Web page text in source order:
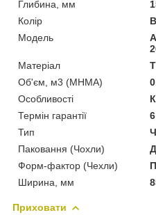
Глибина, мм
Колір
Мoдель
Матеріал
Об'єм, м3 (МНМА)
Особливості
Термін гарантії
Тип
Паковання (Чохли)
Форм-фактор (Чехли)
Ширина, мм
Приховати